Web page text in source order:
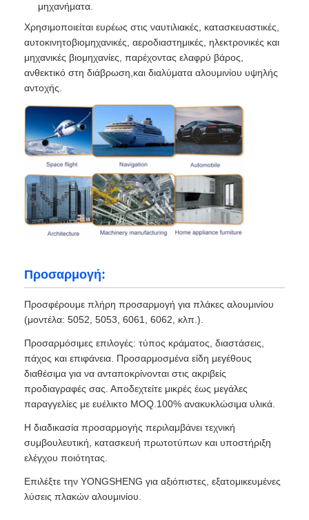
μηχανήματα.
Χρησιμοποιείται ευρέως στις ναυτιλιακές, κατασκευαστικές,
αυτοκινητοβιομηχανικές, αεροδιαστημικές, ηλεκτρονικές και
μηχανικές βιομηχανίες, παρέχοντας ελαφρύ βάρος,
ανθεκτικό στη διάβρωση,και διαλύματα αλουμινίου υψηλής
αντοχής.
Προσαρμογή:
Προσφέρουμε πλήρη προσαρμογή για πλάκες αλουμινίου
(μοντέλα: 5052, 5053, 6061, 6062, κλπ.).
Προσαρμόσιμες επιλογές: τύπος κράματος, διαστάσεις,
πάχος και επιφάνεια. Προσαρμοσμένα είδη μεγέθους
διαθέσιμα για να ανταποκρίνονται στις ακριβείς
προδιαγραφές σας. Αποδεχτείτε μικρές έως μεγάλες
παραγγελίες με ευέλικτο MOQ.100% ανακυκλώσιμα υλικά.
Η διαδικασία προσαρμογής περιλαμβάνει τεχνική
συμβουλευτική, κατασκευή πρωτοτύπων και υποστήριξη
ελέγχου ποιότητας.
Επιλέξτε την YONGSHENG για αξιόπιστες, εξατομικευμένες
λύσεις πλακών αλουμινίου.